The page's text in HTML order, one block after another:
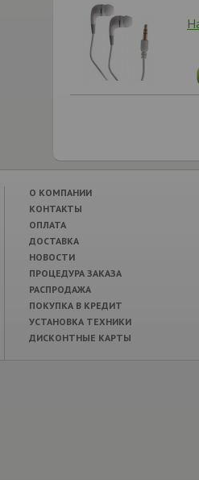
О КОМПАНИИ
КОНТАКТЫ
ОПЛАТА
ДОСТАВКА
НОВОСТИ
ПРОЦЕДУРА ЗАКАЗА
РАСПРОДАЖА
ПОКУПКА В КРЕДИТ
УСТАНОВКА ТЕХНИКИ
ДИСКОНТНЫЕ КАРТЫ